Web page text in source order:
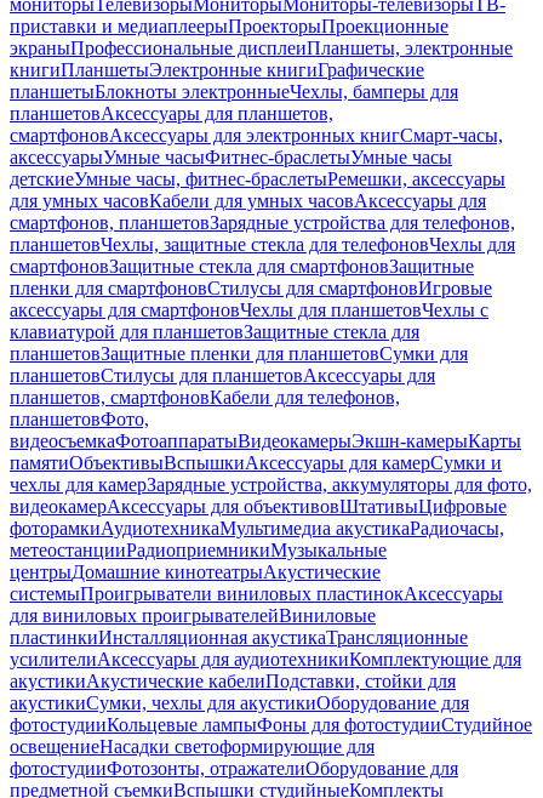
мониторыТелевизорыМониторыМониторы-телевизорыТВ-
приставки и медиаплеерыПроекторыПроекционные
экраныПрофессиональные дисплеиПланшеты, электронные
книгиПланшетыЭлектронные книгиГрафические
планшетыБлокноты электронныеЧехлы, бамперы для
планшетовАксессуары для планшетов,
смартфоновАксессуары для электронных книгСмарт-часы,
аксессуарыУмные часыФитнес-браслетыУмные часы
детскиеУмные часы, фитнес-браслетыРемешки, аксессуары
для умных часовКабели для умных часовАксессуары для
смартфонов, планшетовЗарядные устройства для телефонов,
планшетовЧехлы, защитные стекла для телефоновЧехлы для
смартфоновЗащитные стекла для смартфоновЗащитные
пленки для смартфоновСтилусы для смартфоновИгровые
аксессуары для смартфоновЧехлы для планшетовЧехлы с
клавиатурой для планшетовЗащитные стекла для
планшетовЗащитные пленки для планшетовСумки для
планшетовСтилусы для планшетовАксессуары для
планшетов, смартфоновКабели для телефонов,
планшетовФото,
видеосъемкаФотоаппаратыВидеокамерыЭкшн-камерыКарты
памятиОбъективыВспышкиАксессуары для камерСумки и
чехлы для камерЗарядные устройства, аккумуляторы для фото,
видеокамерАксессуары для объективовШтативыЦифровые
фоторамкиАудиотехникаМультимедиа акустикаРадиочасы,
метеостанцииРадиоприемникиМузыкальные
центрыДомашние кинотеатрыАкустические
системыПроигрыватели виниловых пластинокАксессуары
для виниловых проигрывателейВиниловые
пластинкиИнсталляционная акустикаТрансляционные
усилителиАксессуары для аудиотехникиКомплектующие для
акустикиАкустические кабелиПодставки, стойки для
акустикиСумки, чехлы для акустикиОборудование для
фотостудииКольцевые лампыФоны для фотостудииСтудийное
освещениеНасадки светоформирующие для
фотостудииФотозонты, отражателиОборудование для
предметной съемкиВспышки студийныеКомплекты